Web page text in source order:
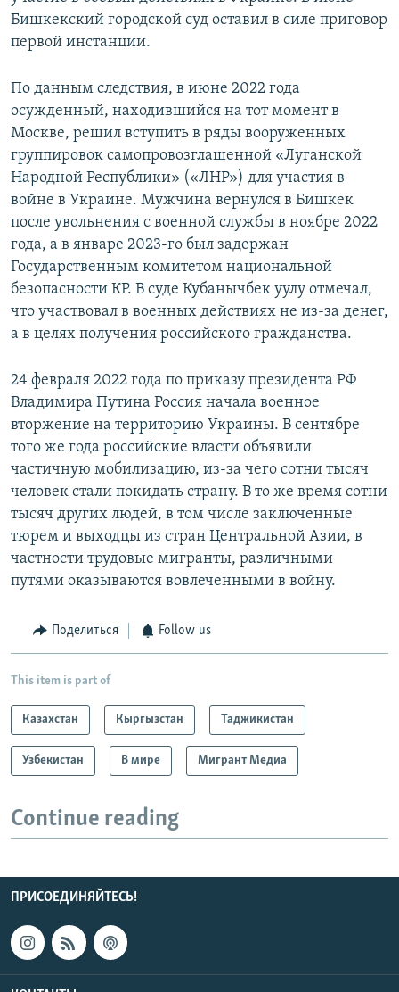
Бишкекский городской суд оставил в силе приговор
первой инстанции.
По данным следствия, в июне 2022 года
осужденный, находившийся на тот момент в
Москве, решил вступить в ряды вооруженных
группировок самопровозглашенной «Луганской
Народной Республики» («ЛНР») для участия в
войне в Украине. Мужчина вернулся в Бишкек
после увольнения с военной службы в ноябре 2022
года, а в январе 2023-го был задержан
Государственным комитетом национальной
безопасности КР. В суде Кубанычбек уулу отмечал,
что участвовал в военных действиях не из-за денег,
а в целях получения российского гражданства.
24 февраля 2022 года по приказу президента РФ
Владимира Путина Россия начала военное
вторжение на территорию Украины. В сентябре
того же года российские власти объявили
частичную мобилизацию, из-за чего сотни тысяч
человек стали покидать страну. В то же время сотни
тысяч других людей, в том числе заключенные
тюрем и выходцы из стран Центральной Азии, в
частности трудовые мигранты, различными
путями оказываются вовлеченными в войну.
Поделиться Follow us
This item is part of
Казахстан Кыргызстан Таджикистан
Узбекистан В мире Мигрант Медиа
Continue reading
ПРИСОЕДИНЯЙТЕСЬ!